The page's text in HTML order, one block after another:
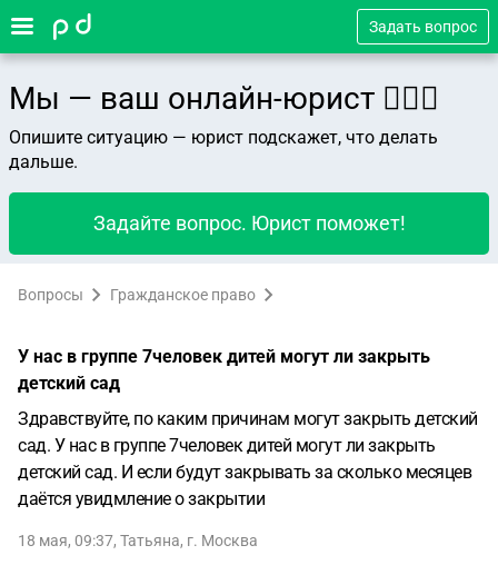
Задать вопрос
Мы — ваш онлайн-юрист 👨🏻‍⚖️
Опишите ситуацию — юрист подскажет, что делать
дальше.
Задайте вопрос. Юрист поможет!
Вопросы Гражданское право
У нас в группе 7человек дитей могут ли закрыть
детский сад
Здравствуйте, по каким причинам могут закрыть детский
сад. У нас в группе 7человек дитей могут ли закрыть
детский сад. И если будут закрывать за сколько месяцев
даётся увидмление о закрытии
18 мая, 09:37, Татьяна, г. Москва